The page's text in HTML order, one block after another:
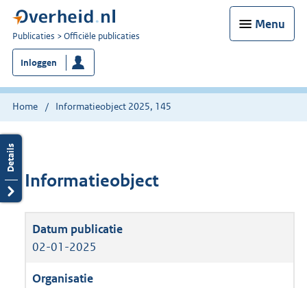
Menu
U
bent
nu
hier:
Publicaties Officiële publicaties
Inloggen
Home Informatieobject 2025, 145
Informatieobject
02-01-2025